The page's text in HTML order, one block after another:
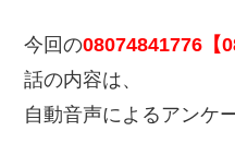
今回の08074841776【
話の内容は、
自動音声によるアンケ